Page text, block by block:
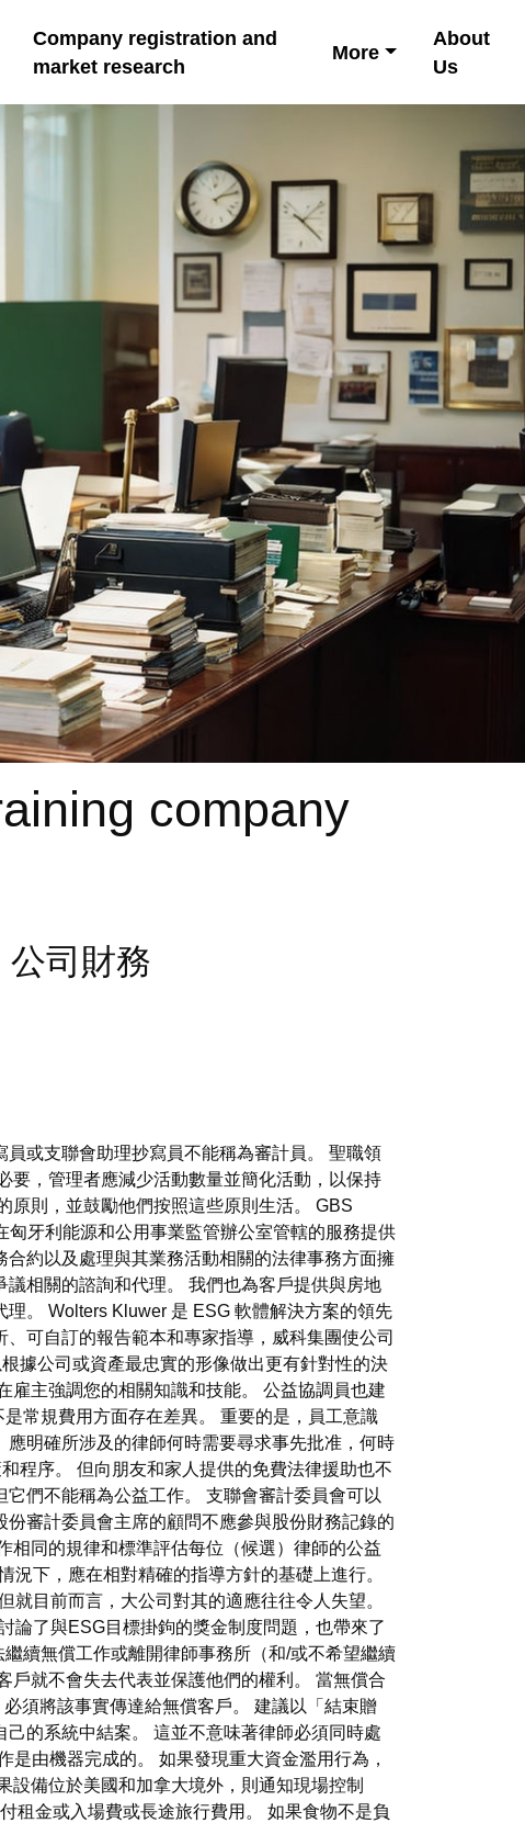
Company registration and
market research
More
About
Us
company
司財務
或支聯會助理抄寫員不能稱為審計員。 聖職領
要，管理者應減少活動數量並簡化活動，以保持
原則，並鼓勵他們按照這些原則生活。 GBS
牙利能源和公用事業監管辦公室管轄的服務提供
約以及處理與其業務活動相關的法律事務方面擁
相關的諮詢和代理。 我們也為客戶提供與房地
。 Wolters Kluwer 是 ESG 軟體解決方案的領先
可自訂的報告範本和專家指導，威科集團使公司
據公司或資產最忠實的形像做出更有針對性的決
雇主強調您的相關知識和技能。 公益協調員也建
常規費用方面存在差異。 重要的是，員工意識
明確所涉及的律師何時需要尋求事先批准，何時
程序。 但向朋友和家人提供的免費法律援助也不
們不能稱為公益工作。 支聯會審計委員會可以
審計委員會主席的顧問不應參與股份財務記錄的
相同的規律和標準評估每位（候選）律師的公益
下，應在相對精確的指導方針的基礎上進行。
目前而言，大公司對其的適應往往令人失望。
論了與ESG目標掛鉤的獎金制度問題，也帶來了
續無償工作或離開律師事務所（和/或不希望繼續
戶就不會失去代表並保護他們的權利。 當無償合
須將該事實傳達給無償客戶。 建議以「結束贈
的系統中結案。 這並不意味著律師必須同時處
由機器完成的。 如果發現重大資金濫用行為，
備位於美國和加拿大境外，則通知現場控制
租金或入場費或長途旅行費用。 如果食物不是負